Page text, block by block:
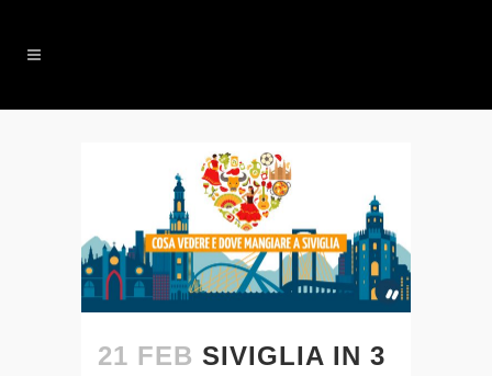
21 FEB SIVIGLIA IN 3